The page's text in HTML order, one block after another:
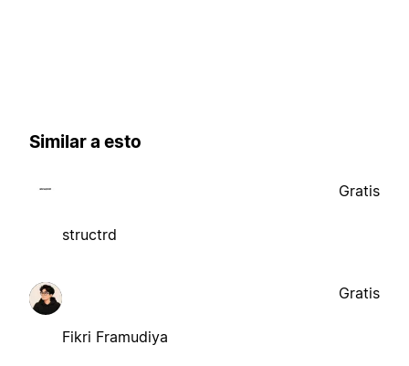
Similar a esto
structrd
Gratis
Fikri Framudiya
Gratis